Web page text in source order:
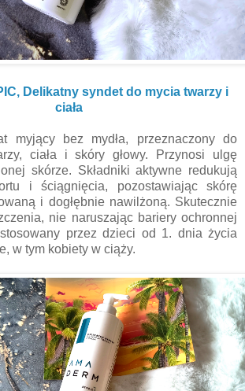
Delikatny syndet do mycia twarzy i
ciała
myjący bez mydła, przeznaczony do
ciała i skóry głowy. Przynosi ulgę
skórze. Składniki aktywne redukują
i ściągnięcia, pozostawiając skórę
i dogłębnie nawilżoną. Skutecznie
nie naruszając bariery ochronnej
przez dzieci od 1. dnia życia
w tym kobiety w ciąży.